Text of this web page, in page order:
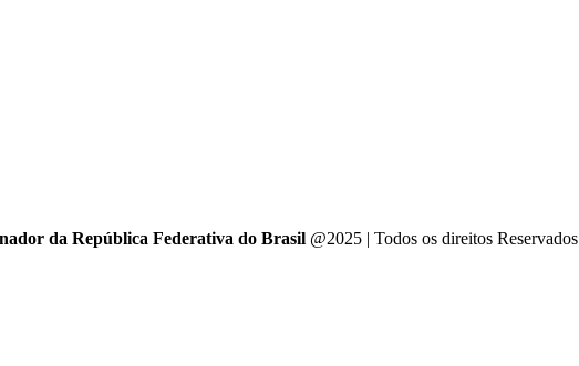
da República Federativa do Brasil@2025 | Todos os direitos Reservados